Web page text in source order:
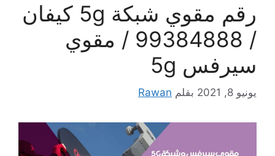
رقم مقوي شبكة 5g كيفان
/ 99384888 / مقوي
سيرفس 5g
يونيو 8, 2021 بقلم Rawan